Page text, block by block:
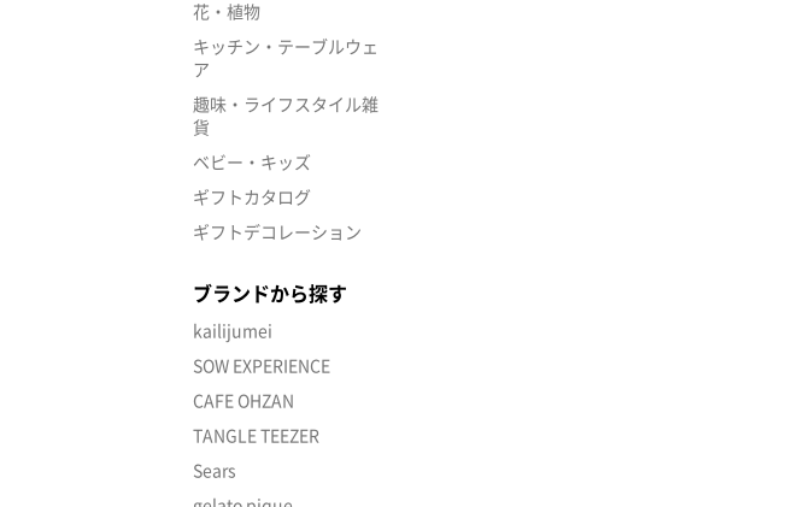
花・植物
キッチン・テーブルウェ
ア
趣味・ライフスタイル雑
貨
ベビー・キッズ
ギフトカタログ
ギフトデコレーション
ブランドから探す
kailijumei
SOW EXPERIENCE
CAFE OHZAN
TANGLE TEEZER
Sears